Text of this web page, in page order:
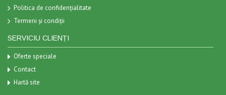
Politica de confidențialitate
Termeni și condiții
SERVICIU CLIENȚI
Oferte speciale
Contact
Hartă site